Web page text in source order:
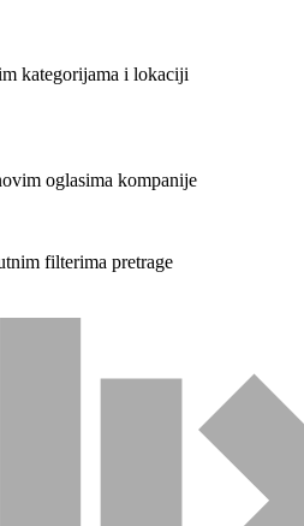
kategorijama i lokaciji
oglasima kompanije
filterima pretrage